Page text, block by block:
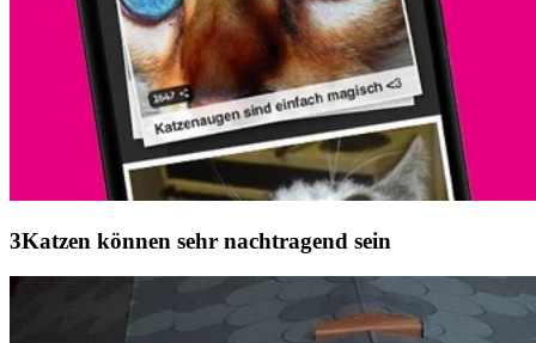
Katzen können sehr nachtragend sein